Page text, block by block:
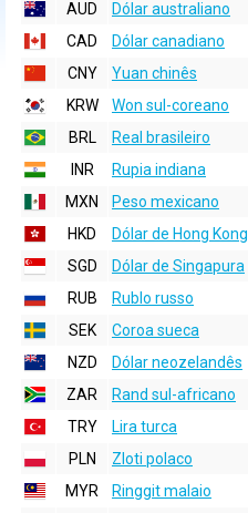
AUD
Dólar australiano
CAD
Dólar canadiano
CNY
Yuan chinês
KRW
Won sul-coreano
BRL
Real brasileiro
INR
Rupia indiana
MXN
Peso mexicano
HKD
Dólar de Hong Kong
SGD
Dólar de Singapura
RUB
Rublo russo
SEK
Coroa sueca
NZD
Dólar neozelandês
ZAR
Rand sul-africano
TRY
Lira turca
PLN
Zloti polaco
MYR
Ringgit malaio